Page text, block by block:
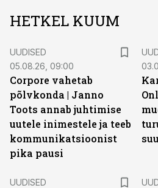
HETKEL KUUM
UUDISED
05.08.26, 09:00
Corpore vahetab
põlvkonda | Janno
Toots annab juhtimise
uutele inimestele ja teeb
kommunikatsioonist
pika pausi
UUDISED